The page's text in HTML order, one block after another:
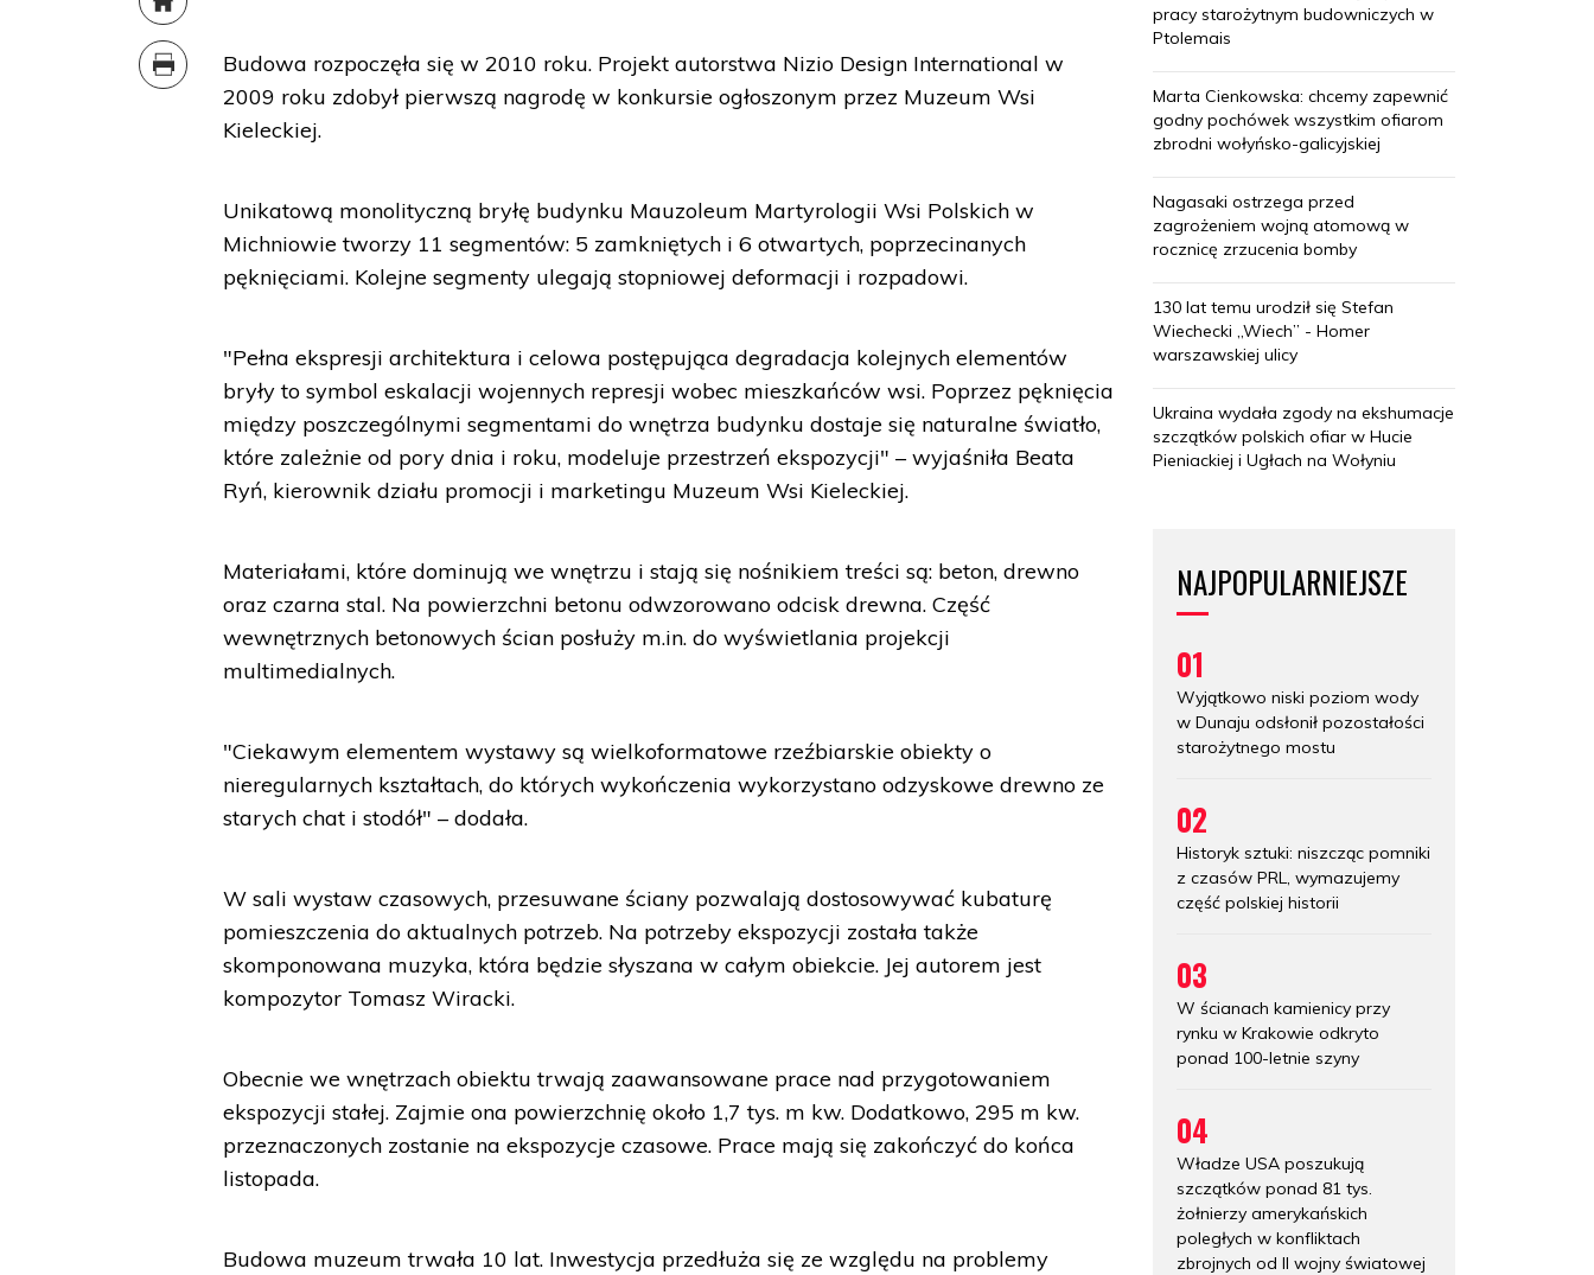
Budowa rozpoczęła się w 2010 roku. Projekt autorstwa Nizio Design International w
2009 roku zdobył pierwszą nagrodę w konkursie ogłoszonym przez Muzeum Wsi
Kieleckiej.
Unikatową monolityczną bryłę budynku Mauzoleum Martyrologii Wsi Polskich w
Michniowie tworzy 11 segmentów: 5 zamkniętych i 6 otwartych, poprzecinanych
pęknięciami. Kolejne segmenty ulegają stopniowej deformacji i rozpadowi.
"Pełna ekspresji architektura i celowa postępująca degradacja kolejnych elementów
bryły to symbol eskalacji wojennych represji wobec mieszkańców wsi. Poprzez pęknięcia
między poszczególnymi segmentami do wnętrza budynku dostaje się naturalne światło,
które zależnie od pory dnia i roku, modeluje przestrzeń ekspozycji" – wyjaśniła Beata
Ryń, kierownik działu promocji i marketingu Muzeum Wsi Kieleckiej.
Materiałami, które dominują we wnętrzu i stają się nośnikiem treści są: beton, drewno
oraz czarna stal. Na powierzchni betonu odwzorowano odcisk drewna. Część
wewnętrznych betonowych ścian posłuży m.in. do wyświetlania projekcji
multimedialnych.
"Ciekawym elementem wystawy są wielkoformatowe rzeźbiarskie obiekty o
nieregularnych kształtach, do których wykończenia wykorzystano odzyskowe drewno ze
starych chat i stodół" – dodała.
W sali wystaw czasowych, przesuwane ściany pozwalają dostosowywać kubaturę
pomieszczenia do aktualnych potrzeb. Na potrzeby ekspozycji została także
skomponowana muzyka, która będzie słyszana w całym obiekcie. Jej autorem jest
kompozytor Tomasz Wiracki.
Obecnie we wnętrzach obiektu trwają zaawansowane prace nad przygotowaniem
ekspozycji stałej. Zajmie ona powierzchnię około 1,7 tys. m kw. Dodatkowo, 295 m kw.
przeznaczonych zostanie na ekspozycje czasowe. Prace mają się zakończyć do końca
listopada.
Budowa muzeum trwała 10 lat. Inwestycja przedłuża się ze względu na problemy
pracy starożytnym budowniczych w
Ptolemais
Marta Cienkowska: chcemy zapewnić
godny pochówek wszystkim ofiarom
zbrodni wołyńsko-galicyjskiej
Nagasaki ostrzega przed
zagrożeniem wojną atomową w
rocznicę zrzucenia bomby
130 lat temu urodził się Stefan
Wiechecki „Wiech” - Homer
warszawskiej ulicy
Ukraina wydała zgody na ekshumacje
szczątków polskich ofiar w Hucie
Pieniackiej i Ugłach na Wołyniu
NAJPOPULARNIEJSZE
01
Wyjątkowo niski poziom wody
w Dunaju odsłonił pozostałości
starożytnego mostu
02
Historyk sztuki: niszcząc pomniki
z czasów PRL, wymazujemy
część polskiej historii
03
W ścianach kamienicy przy
rynku w Krakowie odkryto
ponad 100-letnie szyny
04
Władze USA poszukują
szczątków ponad 81 tys.
żołnierzy amerykańskich
poległych w konfliktach
zbrojnych od II wojny światowej